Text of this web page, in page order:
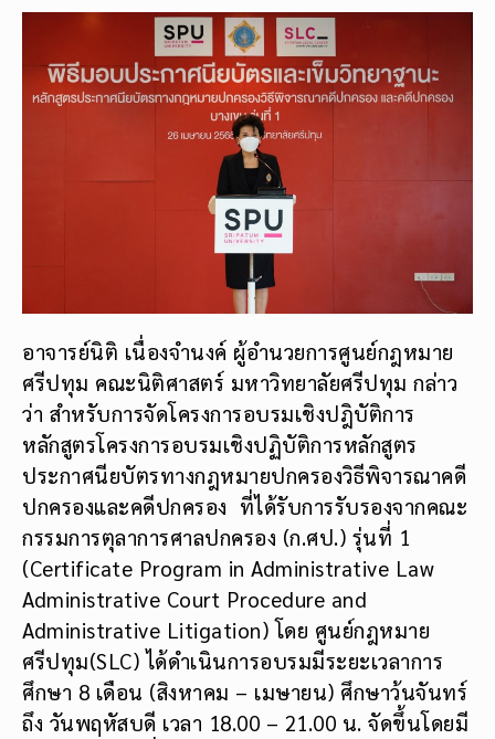
อาจารย์นิติ เนื่องจำนงค์ ผู้อำนวยการศูนย์กฎหมาย
ศรีปทุม คณะนิติศาสตร์ มหาวิทยาลัยศรีปทุม กล่าว
ว่า สำหรับการจัดโครงการอบรมเชิงปฎิบัติการ
หลักสูตรโครงการอบรมเชิงปฏิบัติการหลักสูตร
ประกาศนียบัตรทางกฎหมายปกครองวิธีพิจารณาคดี
ปกครองและคดีปกครอง ที่ได้รับการรับรองจากคณะ
กรรมการตุลาการศาลปกครอง (ก.ศป.) รุ่นที่ 1
(Certificate Program in Administrative Law
Administrative Court Procedure and
Administrative Litigation) โดย ศูนย์กฎหมาย
ศรีปทุม(SLC) ได้ดำเนินการอบรมมีระยะเวลาการ
ศึกษา 8 เดือน (สิงหาคม – เมษายน) ศึกษาว้นจันทร์
ถึง วันพฤหัสบดี เวลา 18.00 – 21.00 น. จัดขึ้นโดยมี